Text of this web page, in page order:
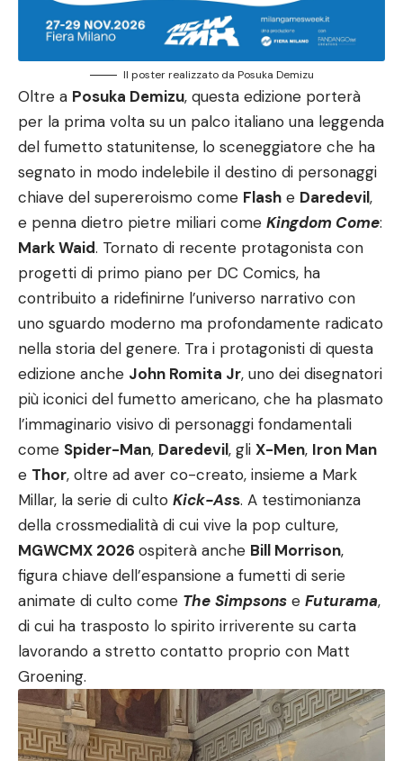
Il poster realizzato da Posuka Demizu
Oltre a Posuka Demizu, questa edizione porterà
per la prima volta su un palco italiano una leggenda
del fumetto statunitense, lo sceneggiatore che ha
segnato in modo indelebile il destino di personaggi
chiave del supereroismo come Flash e Daredevil,
e penna dietro pietre miliari come Kingdom Come:
Mark Waid. Tornato di recente protagonista con
progetti di primo piano per DC Comics, ha
contribuito a ridefinirne l’universo narrativo con
uno sguardo moderno ma profondamente radicato
nella storia del genere. Tra i protagonisti di questa
edizione anche John Romita Jr, uno dei disegnatori
più iconici del fumetto americano, che ha plasmato
l’immaginario visivo di personaggi fondamentali
come Spider-Man, Daredevil, gli X-Men, Iron Man
e Thor, oltre ad aver co-creato, insieme a Mark
Millar, la serie di culto Kick-Ass. A testimonianza
della crossmedialità di cui vive la pop culture,
MGWCMX 2026 ospiterà anche Bill Morrison,
figura chiave dell’espansione a fumetti di serie
animate di culto come The Simpsons e Futurama,
di cui ha trasposto lo spirito irriverente su carta
lavorando a stretto contatto proprio con Matt
Groening.